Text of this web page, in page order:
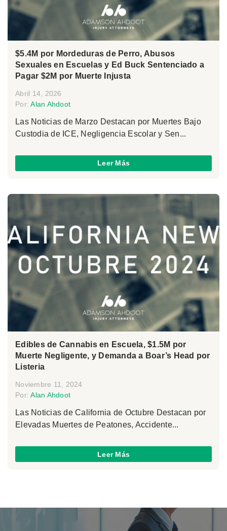
$5.4M por Mordeduras de Perro, Abusos
Sexuales en Escuelas y Ed Buck Sentenciado a
Pagar $2M por Muerte Injusta
Abril 14, 2026
Por:Alan Ahdoot
Las Noticias de Marzo Destacan por Muertes Bajo
Custodia de ICE, Negligencia Escolar y Sen...
Leer Más
Edibles de Cannabis en Escuela, $1.5M por
Muerte Negligente, y Demanda a Boar’s Head por
Listeria
Noviembre 11, 2024
Por:Alan Ahdoot
Las Noticias de California de Octubre Destacan por
Elevadas Muertes de Peatones, Accidente...
Leer Más